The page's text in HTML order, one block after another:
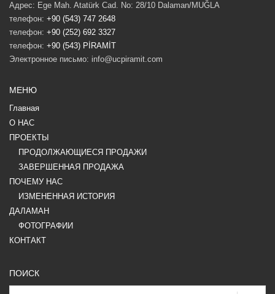
Адрес: Ege Mah. Atatürk Cad. No: 28/10 Dalaman/MUĞLA
телефон: +90 (543) 747 2648
телефон: +90 (252) 692 3327
телефон: +90 (543) PİRAMİT
Электронное письмо: info@ucpiramit.com
МЕНЮ
Главная
О НАС
ПРОЕКТЫ
ПРОДОЛЖАЮЩИЕСЯ ПРОДАЖИ
ЗАВЕРШЕННАЯ ПРОДАЖА
ПОЧЕМУ HAC
ИЗМЕНЕННАЯ ИСТОРИЯ
ДАЛАМАН
ФОТОГРАФИИ
КОНТАКТ
ПОИСК